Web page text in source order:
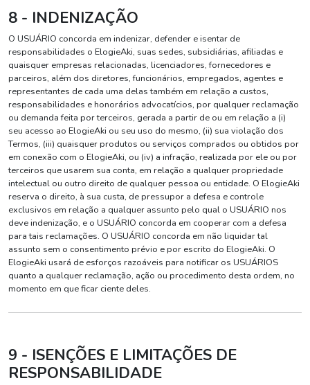
8 - INDENIZAÇÃO
O USUÁRIO concorda em indenizar, defender e isentar de
responsabilidades o ElogieAki, suas sedes, subsidiárias, afiliadas e
quaisquer empresas relacionadas, licenciadores, fornecedores e
parceiros, além dos diretores, funcionários, empregados, agentes e
representantes de cada uma delas também em relação a custos,
responsabilidades e honorários advocatícios, por qualquer reclamação
ou demanda feita por terceiros, gerada a partir de ou em relação a (i)
seu acesso ao ElogieAki ou seu uso do mesmo, (ii) sua violação dos
Termos, (iii) quaisquer produtos ou serviços comprados ou obtidos por
em conexão com o ElogieAki, ou (iv) a infração, realizada por ele ou por
terceiros que usarem sua conta, em relação a qualquer propriedade
intelectual ou outro direito de qualquer pessoa ou entidade. O ElogieAki
reserva o direito, à sua custa, de pressupor a defesa e controle
exclusivos em relação a qualquer assunto pelo qual o USUÁRIO nos
deve indenização, e o USUÁRIO concorda em cooperar com a defesa
para tais reclamações. O USUÁRIO concorda em não liquidar tal
assunto sem o consentimento prévio e por escrito do ElogieAki. O
ElogieAki usará de esforços razoáveis para notificar os USUÁRIOS
quanto a qualquer reclamação, ação ou procedimento desta ordem, no
momento em que ficar ciente deles.
9 - ISENÇÕES E LIMITAÇÕES DE
RESPONSABILIDADE